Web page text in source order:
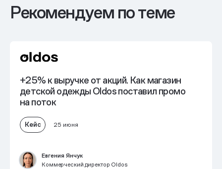
Рекомендуем по теме
+25% к выручке от акций. Как магазин
детской одежды Oldos поставил промо
на поток
Кейс 25 июня
Евгения Янчук
Коммерческий директор Oldos